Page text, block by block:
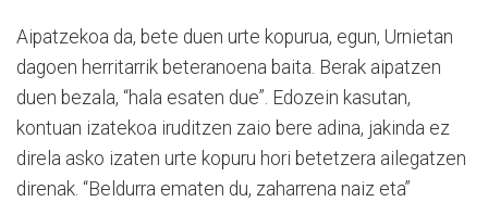
Aipatzekoa da, bete duen urte kopurua, egun, Urnietan
dagoen herritarrik beteranoena baita. Berak aipatzen
duen bezala, “hala esaten due”. Edozein kasutan,
kontuan izatekoa iruditzen zaio bere adina, jakinda ez
direla asko izaten urte kopuru hori betetzera ailegatzen
direnak. “Beldurra ematen du, zaharrena naiz eta”